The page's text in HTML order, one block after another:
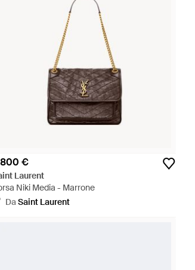
€
Laurent
Niki Media - Marrone
DaSaint Laurent